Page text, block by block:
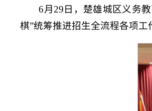
6月29日，楚雄城区义务
棋”统筹推进招生全流程各项